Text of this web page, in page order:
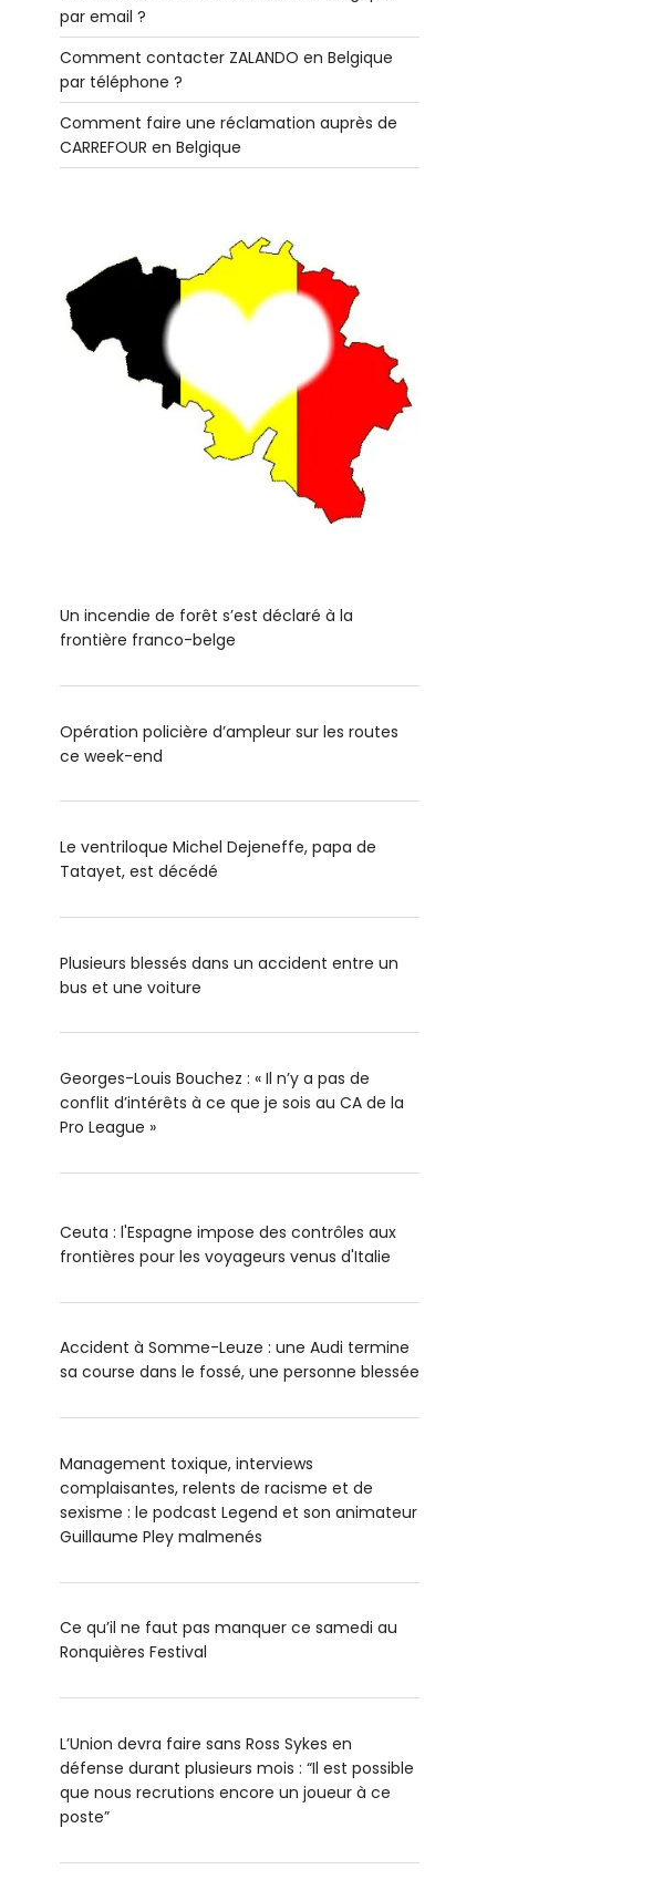
par email ?
Comment contacter ZALANDO en Belgique
par téléphone ?
Comment faire une réclamation auprès de
CARREFOUR en Belgique
Un incendie de forêt s’est déclaré à la
frontière franco-belge
Opération policière d’ampleur sur les routes
ce week-end
Le ventriloque Michel Dejeneffe, papa de
Tatayet, est décédé
Plusieurs blessés dans un accident entre un
bus et une voiture
Georges-Louis Bouchez : « Il n’y a pas de
conflit d’intérêts à ce que je sois au CA de la
Pro League »
Ceuta : l'Espagne impose des contrôles aux
frontières pour les voyageurs venus d'Italie
Accident à Somme-Leuze : une Audi termine
sa course dans le fossé, une personne blessée
Management toxique, interviews
complaisantes, relents de racisme et de
sexisme : le podcast Legend et son animateur
Guillaume Pley malmenés
Ce qu’il ne faut pas manquer ce samedi au
Ronquières Festival
L’Union devra faire sans Ross Sykes en
défense durant plusieurs mois : “Il est possible
que nous recrutions encore un joueur à ce
poste”